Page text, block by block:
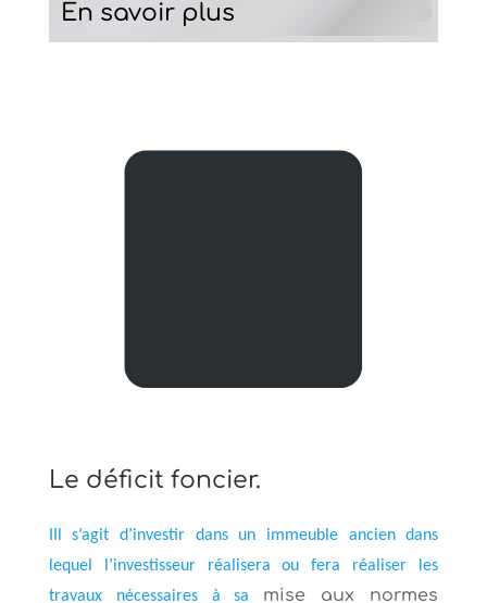
En savoir plus
Le déficit foncier.
IIl s’agit d’investir dans un immeuble ancien dans
lequel l’investisseur réalisera ou fera réaliser les
travaux nécessaires à sa mise aux normes